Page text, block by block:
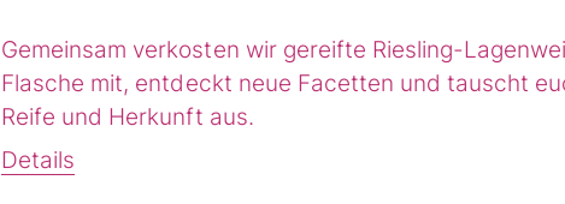
Gemeinsam verkosten wir gereifte Riesling-
Flasche mit, entdeckt neue Facetten und tauscht
Reife und Herkunft aus.
Details